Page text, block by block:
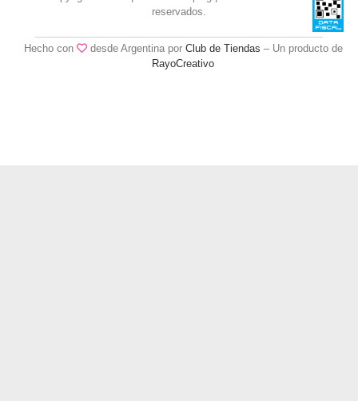
reservados.
Hecho con desde Argentina por Club de Tiendas – Un producto de
RayoCreativo